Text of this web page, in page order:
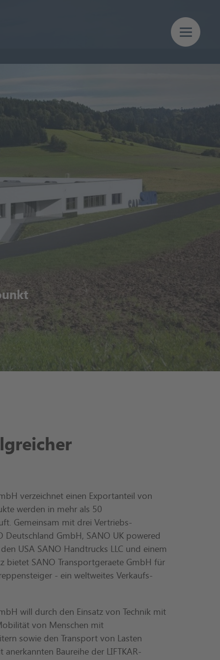
verzeichnet einen Exportanteil von
werden in mehr als 50
Gemeinsam mit drei Vertriebs-
Deutschland GmbH, SANO UK powered
USA SANO Handtrucks LLC und einem
bietet SANO Transportgeraete GmbH für
- ein weltweites Verkaufs-
will durch den Einsatz von Technik mit
von Menschen mit
sowie den Transport von Lasten
Baureihe der LIFTKAR-